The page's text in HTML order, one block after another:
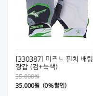
[330387] 미즈노 핀치 배팅
장갑 (검+녹색)
35,000원
35,000원 (0%할인)